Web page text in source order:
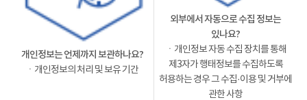
개인정보는 언제까지 보관하나요?
ㆍ개인정보의 처리 및 보유 기간
외부에서 자동으로 수집 정보는
있나요?
ㆍ개인정보 자동 수집 장치를 통해
제3자가 행태정보를 수집하도록
허용하는 경우 그 수집·이용 및 거부에
관한 사항